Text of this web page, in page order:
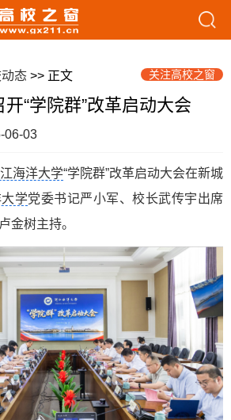
态 >> 正文 关注高校之窗
“学院群”改革启动大会
06-03
海洋大学“学院群”改革启动大会在新城
学党委书记严小军、校长武传宇出席
金树主持。